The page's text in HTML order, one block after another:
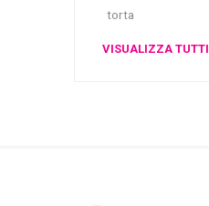
torta
VISUALIZZA TUTTI